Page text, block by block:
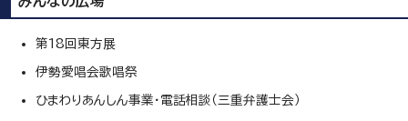
第18回東方展
伊勢愛唱会歌唱祭
ひまわりあんしん事業・電話相談（三重弁護士会）